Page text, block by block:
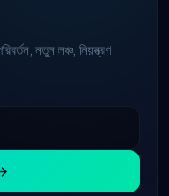
নতুন লঞ্চ, নিয়ন্ত্রণ